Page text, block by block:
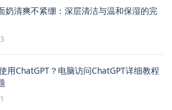
奶清爽不紧绷：深层清洁与温和保湿的完
用ChatGPT？电脑访问ChatGPT详细教程